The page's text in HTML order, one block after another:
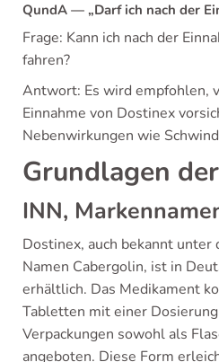
QundA — „Darf ich nach der
Frage: Kann ich nach der
fahren?
Antwort: Es wird empfohlen,
Einnahme von Dostinex
Nebenwirkungen wie
Grundlagen
INN,
Dostinex, auch bekannt
Namen Cabergolin, ist in
erhältlich. Das Medikament
Tabletten mit einer
Verpackungen sowohl als
angeboten. Diese Form